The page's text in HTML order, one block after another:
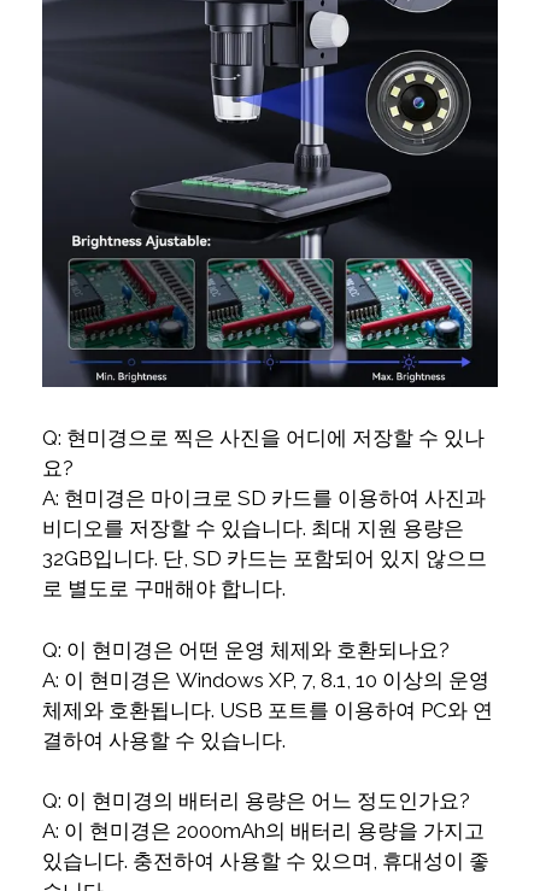
Q: 현미경으로 찍은 사진을 어디에 저장할 수 있나
요?
A: 현미경은 마이크로 SD 카드를 이용하여 사진과
비디오를 저장할 수 있습니다. 최대 지원 용량은
32GB입니다. 단, SD 카드는 포함되어 있지 않으므
로 별도로 구매해야 합니다.
Q: 이 현미경은 어떤 운영 체제와 호환되나요?
A: 이 현미경은 Windows XP, 7, 8.1, 10 이상의 운영
체제와 호환됩니다. USB 포트를 이용하여 PC와 연
결하여 사용할 수 있습니다.
Q: 이 현미경의 배터리 용량은 어느 정도인가요?
A: 이 현미경은 2000mAh의 배터리 용량을 가지고
있습니다. 충전하여 사용할 수 있으며, 휴대성이 좋